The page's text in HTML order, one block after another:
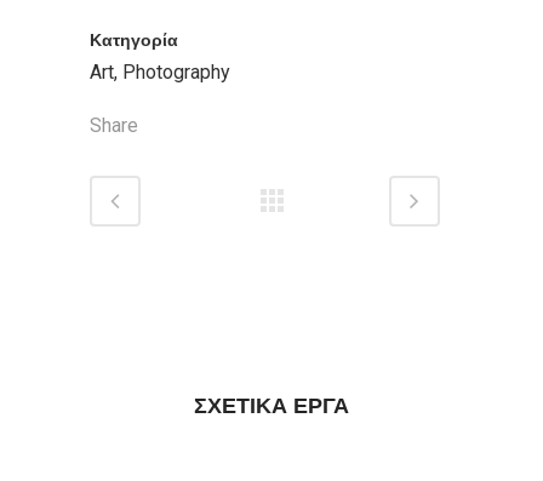
Κατηγορία
Art, Photography
Share
ΣΧΕΤΙΚΆ ΈΡΓΑ